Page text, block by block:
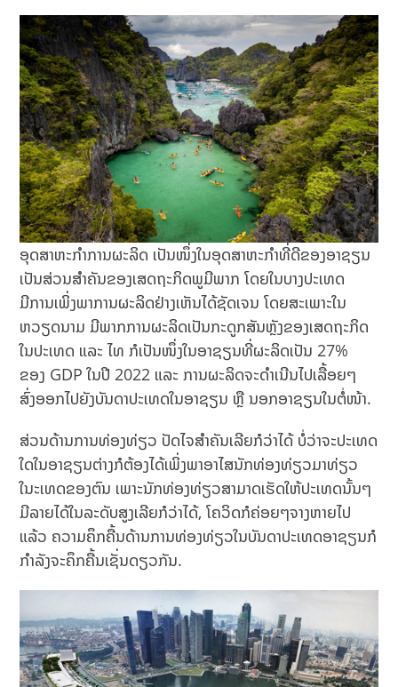
ອຸດສາຫະກຳການຜະລິດ ເປັນໜຶ່ງໃນອຸດສາຫະກຳທີ່ດີຂອງອາຊຽນ
ເປັນສ່ວນສຳຄັນຂອງເສດຖະກິດພູມີພາກ ໂດຍໃນບາງປະເທດ
ມີການເພິ່ງພາການຜະລິດຢ່າງເຫັນໄດ້ຊັດເຈນ ໂດຍສະເພາະໃນ
ຫວຽດນາມ ມີພາກການຜະລິດເປັນກະດູກສັນຫຼັງຂອງເສດຖະກິດ
ໃນປະເທດ ແລະ ໄທ ກໍເປັນໜຶ່ງໃນອາຊຽນທີ່ຜະລິດເປັນ 27%
ຂອງ GDP ໃນປີ 2022 ແລະ ການຜະລິດຈະດຳເນີນໄປເລື້ອຍໆ
ສົ່ງອອກໄປຍັງບັນດາປະເທດໃນອາຊຽນ ຫຼື ນອກອາຊຽນໃນຕໍ່ໜ້າ.
ສ່ວນດ້ານການທ່ອງທ່ຽວ ປັດໄຈສຳຄັນເລີຍກໍວ່າໄດ້ ບໍ່ວ່າຈະປະເທດ
ໃດໃນອາຊຽນຕ່າງກໍຕ້ອງໄດ້ເພິ່ງພາອາໄສນັກທ່ອງທ່ຽວມາທ່ຽວ
ໃນະເທດຂອງຕົນ ເພາະນັກທ່ອງທ່ຽວສາມາດເຮັດໃຫ້ປະເທດນັ້ນໆ
ມີລາຍໄດ້ໃນລະດັບສູງເລີຍກໍວ່າໄດ້, ໂຄວິດກໍຄ່ອຍໆຈາງຫາຍໄປ
ແລ້ວ ຄວາມຄຶກຄື້ນດ້ານການທ່ອງທ່ຽວໃນບັນດາປະເທດອາຊຽນກໍ
ກຳລັງຈະຄຶກຄື້ນເຊັ່ນດຽວກັນ.